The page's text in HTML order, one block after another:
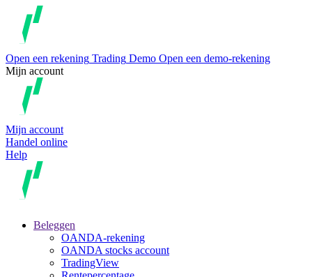
Open een rekening Trading Demo Open een demo-rekening
Mijn account
Mijn account
Handel online
Help
Beleggen
OANDA-rekening
OANDA stocks account
TradingView